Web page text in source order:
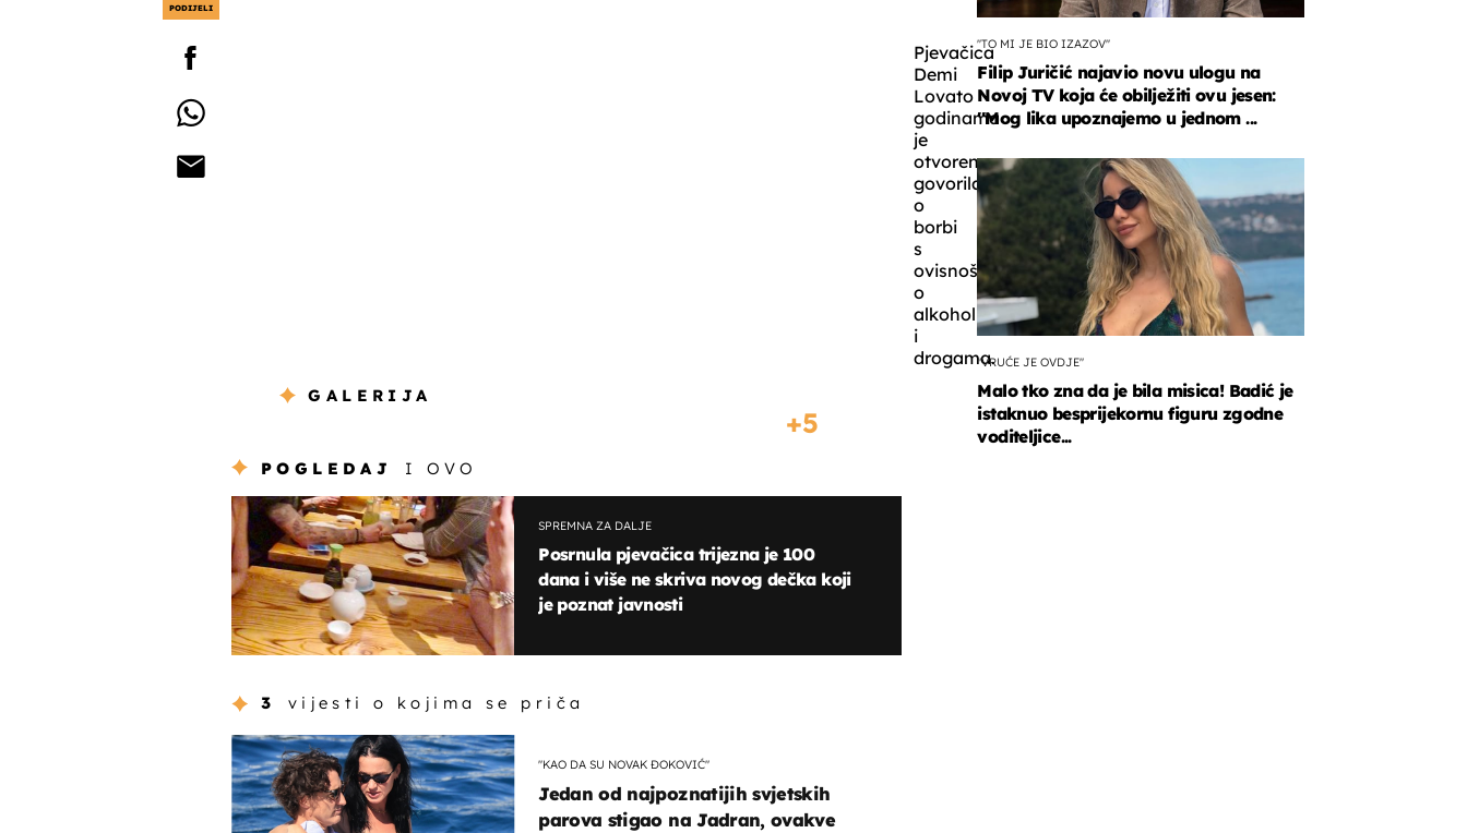
PODIJELI
Pjevačica
Demi
Lovato
godinama
je
otvoreno
govorila
o
borbi
s
ovisnošću
o
alkoholu
i
drogama.
GALERIJA
5
POGLEDAJ I OVO
SPREMNA ZA DALJE
Posrnula pjevačica trijezna je 100
dana i više ne skriva novog dečka koji
je poznat javnosti
3 vijesti o kojima se priča
"KAO DA SU NOVAK ĐOKOVIĆ"
Jedan od najpoznatijih svjetskih
parova stigao na Jadran, ovakve
''TO MI JE BIO IZAZOV''
Filip Juričić najavio novu ulogu na
Novoj TV koja će obilježiti ovu jesen:
''Mog lika upoznajemo u jednom ...
"VRUĆE JE OVDJE"
Malo tko zna da je bila misica! Badić je
istaknuo besprijekornu figuru zgodne
voditeljice...